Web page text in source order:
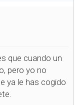
que cuando un
pero yo no
ya le has cogido